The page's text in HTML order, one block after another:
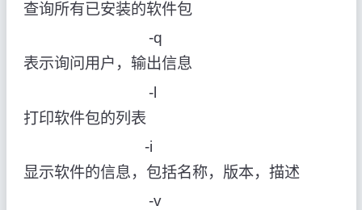
查询所有已安装的软件包
-q
表示询问用户，输出信息
-l
打印软件包的列表
-i
显示软件的信息，包括名称，版本，描述
-v